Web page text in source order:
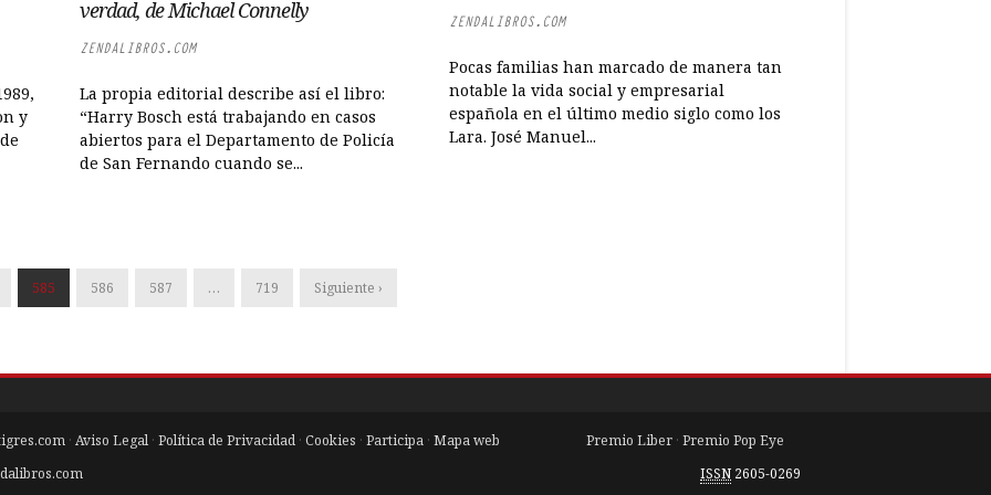
y
verdad, de Michael Connelly
ZENDALIBROS.COM
La propia editorial describe así el libro:
“Harry Bosch está trabajando en casos
abiertos para el Departamento de Policía
de San Fernando cuando se...
ZENDALIBROS.COM
Pocas familias han marcado de manera tan
notable la vida social y empresarial
española en el último medio siglo como los
Lara. José Manuel...
585 586 587 … 719 Siguiente ›
· Aviso Legal · Política de Privacidad · Cookies · Participa · Mapa web Premio Liber · Premio Pop Eye
ISSN 2605-0269